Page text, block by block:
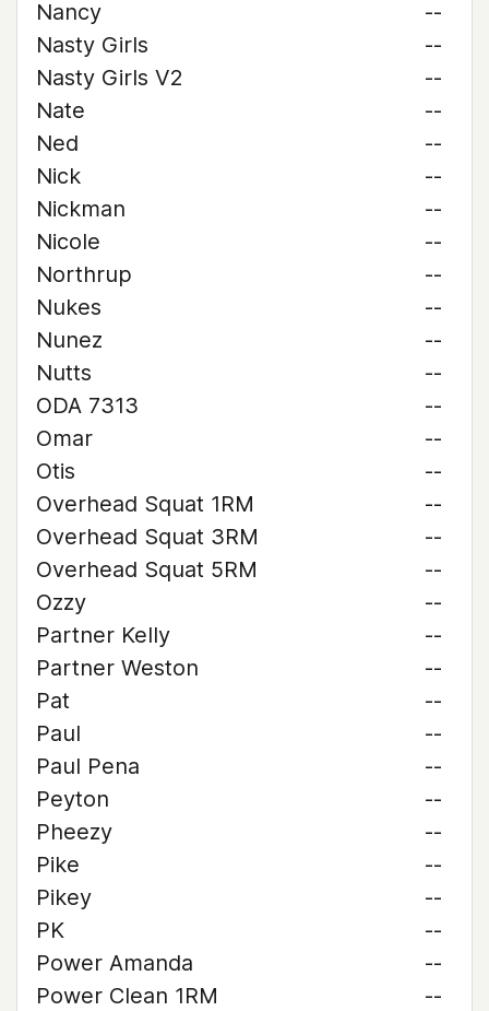
Nancy
--
Nasty Girls
--
Nasty Girls V2
--
Nate
--
Ned
--
Nick
--
Nickman
--
Nicole
--
Northrup
--
Nukes
--
Nunez
--
Nutts
--
ODA 7313
--
Omar
--
Otis
--
Overhead Squat 1RM
--
Overhead Squat 3RM
--
Overhead Squat 5RM
--
Ozzy
--
Partner Kelly
--
Partner Weston
--
Pat
--
Paul
--
Paul Pena
--
Peyton
--
Pheezy
--
Pike
--
Pikey
--
PK
--
Power Amanda
--
Power Clean 1RM
--